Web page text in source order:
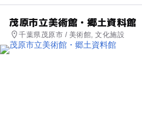
茂原市立美術館・郷土資料館
千葉県茂原市 / 美術館, 文化施設